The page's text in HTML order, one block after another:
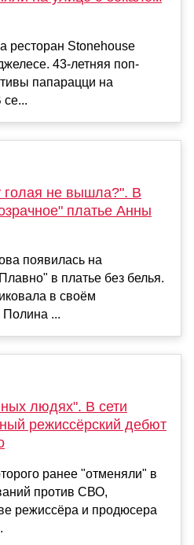
ресторан Stonehouse
43-летняя поп-
папарацци на
се...
голая не вышла?". В
платье Анны
появилась на
в платье без белья.
в своём
Полина ...
людях". В сети
режиссёрский дебют
ранее "отменяли" в
против СВО,
режиссёра и продюсера